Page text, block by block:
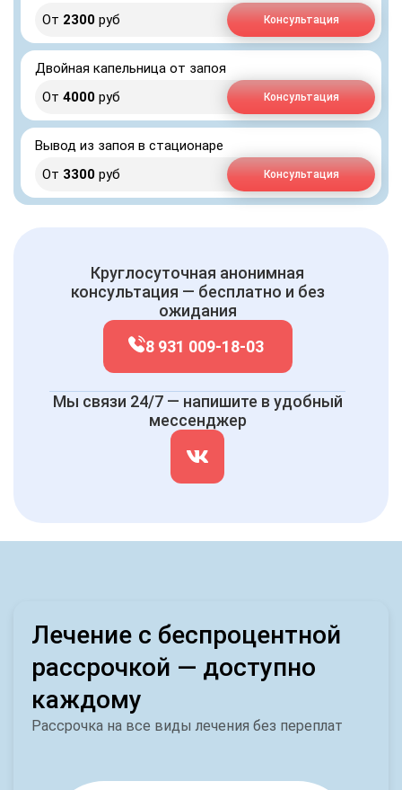
От 2300 руб Консультация
Двойная капельница от запоя
От 4000 руб Консультация
Вывод из запоя в стационаре
От 3300 руб Консультация
Круглосуточная анонимная
консультация — бесплатно и без
ожидания
8 931 009-18-03
Мы связи 24/7 — напишите в удобный
мессенджер
Лечение с беспроцентной
рассрочкой — доступно
каждому
Рассрочка на все виды лечения без переплат